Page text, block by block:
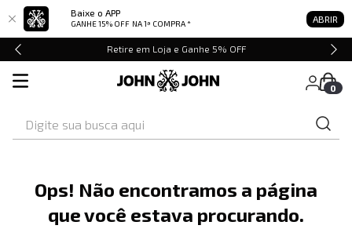
Baixe o APP
GANHE 15% OFF NA 1ª COMPRA * ABRIR
Retire em Loja e Ganhe 5% OFF
0
Ops! Não encontramos a página
que você estava procurando.